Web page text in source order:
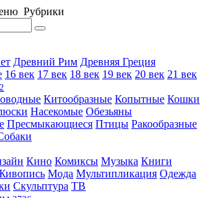
Рубрики
Древний Рим Древняя Греция
16 век 17 век 18 век 19 век 20 век 21 век
Китообразные Копытные Кошки
Насекомые Обезьяны
Пресмыкающиеся Птицы Ракообразные
Кино Комиксы Музыка Книги
Мода Мультипликация Одежда
Скульптура ТВ